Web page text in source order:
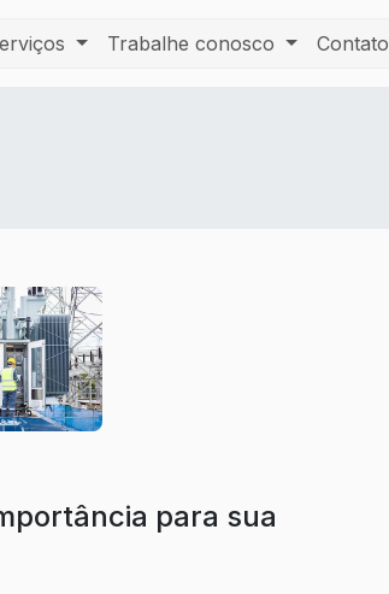
Trabalhe conosco Contato
para sua